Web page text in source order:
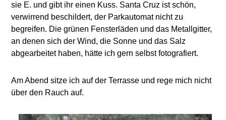
sie E. und gibt ihr einen Kuss. Santa Cruz ist schön,
verwirrend beschildert, der Parkautomat nicht zu
begreifen. Die grünen Fensterläden und das Metallgitter,
an denen sich der Wind, die Sonne und das Salz
abgearbeitet haben, hätte ich gern selbst fotografiert.
Am Abend sitze ich auf der Terrasse und rege mich nicht
über den Rauch auf.